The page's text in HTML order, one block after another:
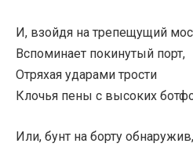
И, взойдя на трепещущий
Вспоминает покинутый порт,
Отряхая ударами трости
Клочья пены с высоких
Или, бунт на борту обнаружив,